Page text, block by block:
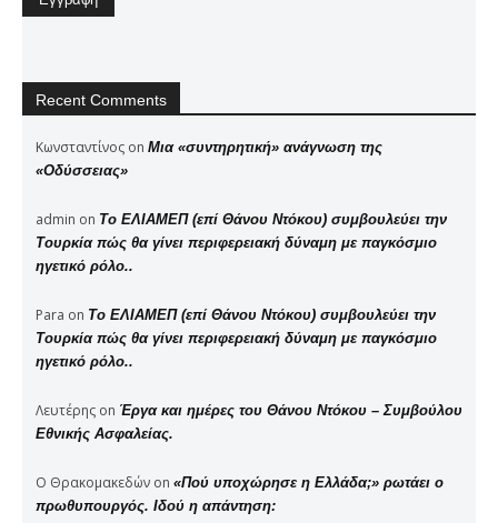
Recent Comments
Κωνσταντίνος on Μια «συντηρητική» ανάγνωση της
«Οδύσσειας»
admin on Το ΕΛΙΑΜΕΠ (επί Θάνου Ντόκου) συμβουλεύει την
Τουρκία πώς θα γίνει περιφερειακή δύναμη με παγκόσμιο
ηγετικό ρόλο..
Para on Το ΕΛΙΑΜΕΠ (επί Θάνου Ντόκου) συμβουλεύει την
Τουρκία πώς θα γίνει περιφερειακή δύναμη με παγκόσμιο
ηγετικό ρόλο..
Λευτέρης on Έργα και ημέρες του Θάνου Ντόκου – Συμβούλου
Εθνικής Ασφαλείας.
Ο Θρακομακεδών on «Πού υποχώρησε η Ελλάδα;» ρωτάει ο
πρωθυπουργός. Ιδού η απάντηση: